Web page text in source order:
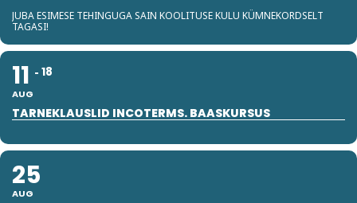
JUBA ESIMESE TEHINGUGA SAIN KOOLITUSE KULU KÜMNEKORDSELT
TAGASI!
11
AUG
18
TARNEKLAUSLID INCOTERMS. BAASKURSUS
25
AUG